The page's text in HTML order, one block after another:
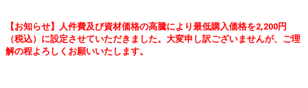
【お知らせ】人件費及び資材価格の高騰により最低購入価格を2,200円
（税込）に設定させていただきました。大変申し訳ございませんが、ご理
解の程よろしくお願いいたします。